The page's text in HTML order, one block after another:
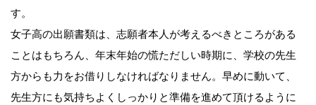
す。
女子高の出願書類は、志願者本人が考えるべきところがある
ことはもちろん、年末年始の慌ただしい時期に、学校の先生
方からも力をお借りしなければなりません。早めに動いて、
先生方にも気持ちよくしっかりと準備を進めて頂けるように